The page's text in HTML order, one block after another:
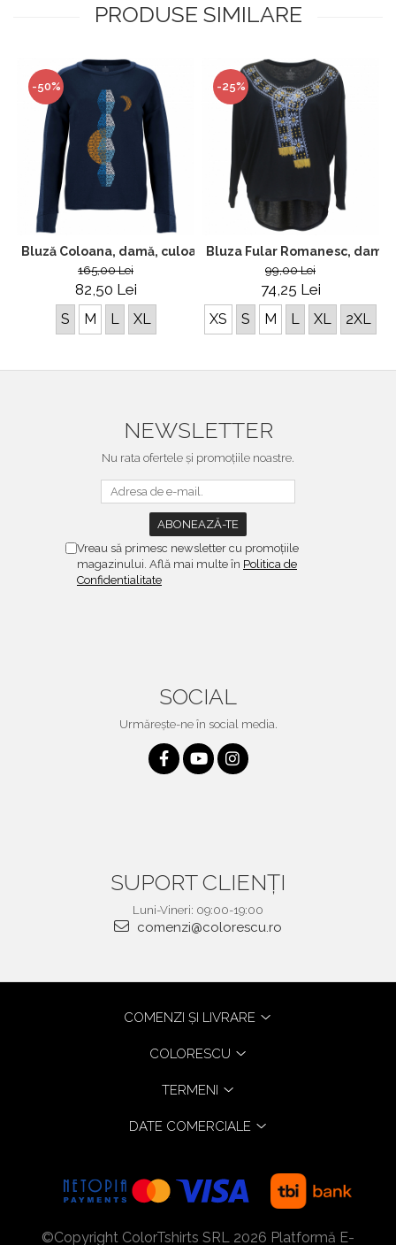
PRODUSE SIMILARE
-50%
Bluză Coloana, damă, culoare bleumarin, CIR89
165,00 Lei
82,50 Lei
S M L XL
-25%
Bluza Fular Romanesc,
99,00 Lei
74,25 Lei
XS S M L XL 2XL
NEWSLETTER
Nu rata ofertele și promoțiile noastre.
Vreau să primesc newsletter cu promoțiile
magazinului. Află mai multe în Politica de
Confidentialitate
SOCIAL
Urmărește-ne în social media.
SUPORT CLIENȚI
Luni-Vineri: 09:00-19:00
comenzi@colorescu.ro
COMENZI ȘI LIVRARE
COLORESCU
TERMENI
DATE COMERCIALE
©Copyright ColorTshirts SRL 2026 Platformă E-